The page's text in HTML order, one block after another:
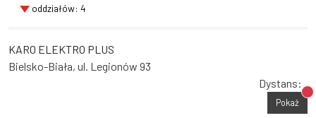
oddziałów: 4
KARO ELEKTRO PLUS
Bielsko-Biała, ul. Legionów 93
Dystans:
Pokaż